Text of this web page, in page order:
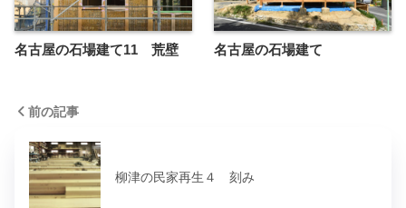
名古屋の石場建て11 荒壁 名古屋の石場建て
前の記事
柳津の民家再生４ 刻み